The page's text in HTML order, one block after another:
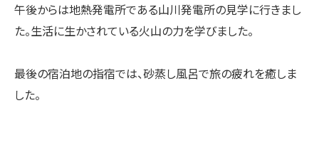
午後からは地熱発電所である山川発電所の見学に行きまし
た。生活に生かされている火山の力を学びました。
最後の宿泊地の指宿では、砂蒸し風呂で旅の疲れを癒しま
した。